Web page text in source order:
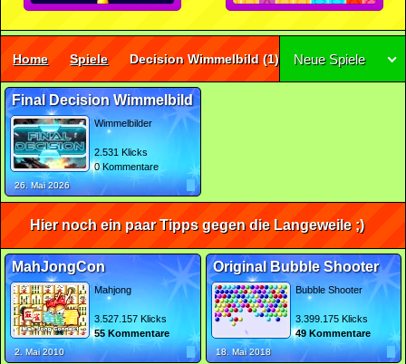
Home Spiele Decision Wimmelbild (1) Neue Spiele
Final Decision Wimmelbild
Wimmelbilder
2.531 Klicks
0 Kommentare
26. Mai 2026
Hier noch ein paar Tipps gegen die Langeweile ;)
MahJongCon
Mahjong
3.527.157 Klicks
55 Kommentare
2. Mai 2010
Original Bubble Shooter
Bubble Shooter
3.399.175 Klicks
49 Kommentare
18. Mai 2018